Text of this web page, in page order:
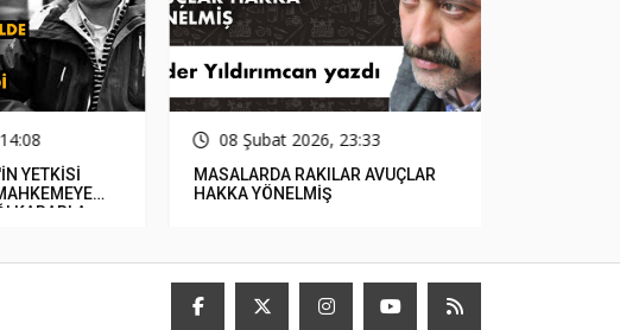
YETKİSİ
KARARLA
08 Şubat 2026, 23:33
MASALARDA RAKILAR AVUÇLAR
HAKKA YÖNELMİŞ